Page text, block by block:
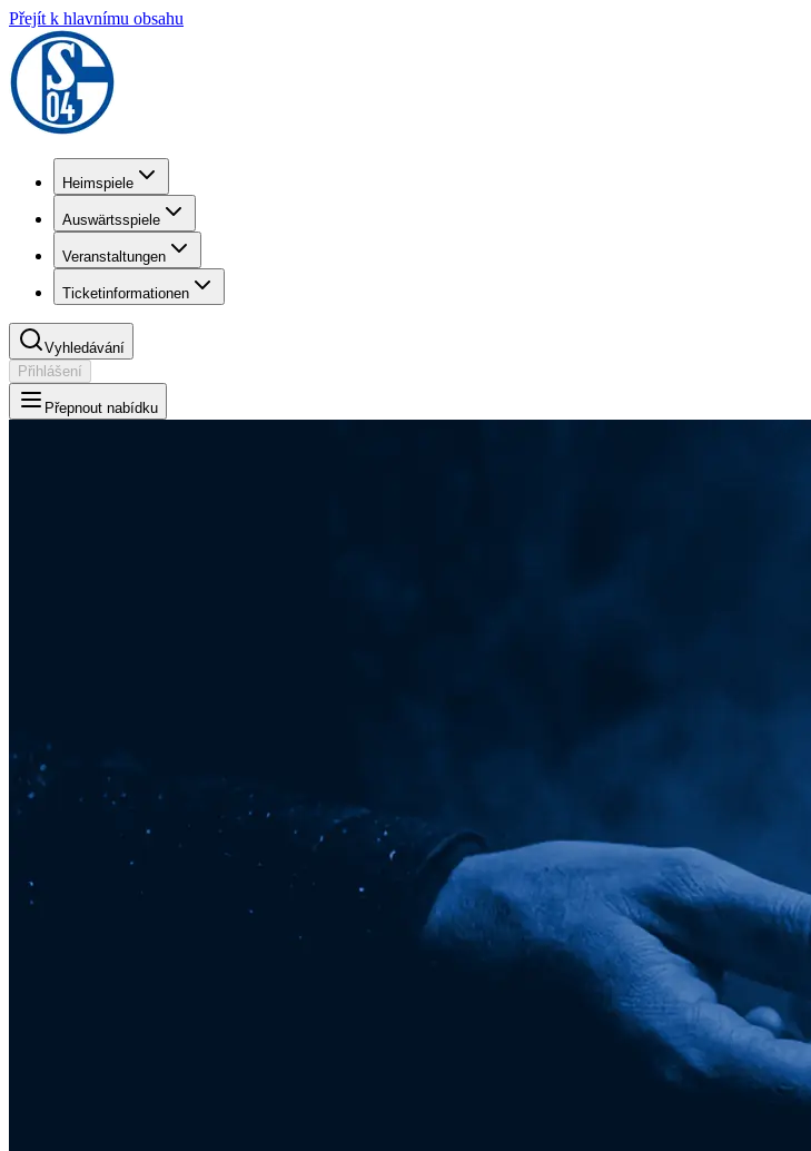
Přejít k hlavnímu obsahu
Heimspiele
Auswärtsspiele
Veranstaltungen
Ticketinformationen
Vyhledávání
Přihlášení
Přepnout nabídku